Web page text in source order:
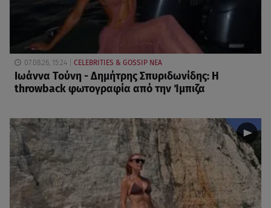
07.08.26, 15:24 CELEBRITIES & GOSSIP ΝΕΑ
Ιωάννα Τούνη - Δημήτρης Σπυριδωνίδης: Η
throwback φωτογραφία από την Ίμπιζα